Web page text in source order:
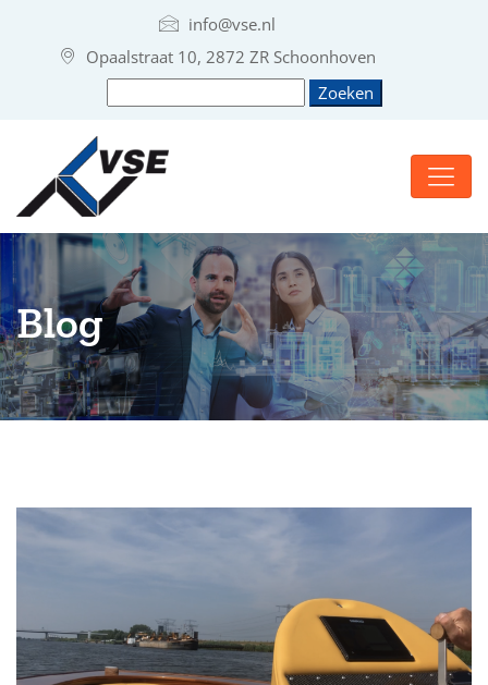
info@vse.nl
Opaalstraat 10, 2872 ZR Schoonhoven
Blog